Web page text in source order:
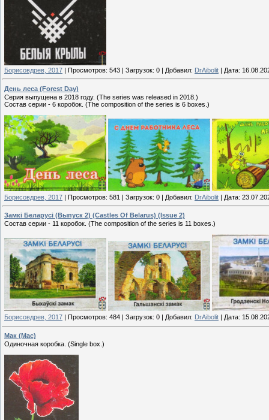
Борисовдрев, 2017 | Просмотров: 543 | Загрузок: 0 | Добавил: DrAibolit | Дата:
День леса (Forest Day)
Серия выпущена в 2018 году. (The series was released in 2018.)
Состав серии - 6 коробок. (The composition of the series is 6 boxes.)
Борисовдрев, 2017 | Просмотров: 581 | Загрузок: 0 | Добавил: DrAibolit | Дата:
Замкi Беларусi (Выпуск 2) (Castles Of Belarus) (Issue 2)
Состав серии - 11 коробок. (The composition of the series is 11 boxes.)
Борисовдрев, 2017 Просмотров: 484 Загрузок: 0 Добавил: DrAibolit Дата:
Мак (Mac)
Одиночная коробка. (Single box.)